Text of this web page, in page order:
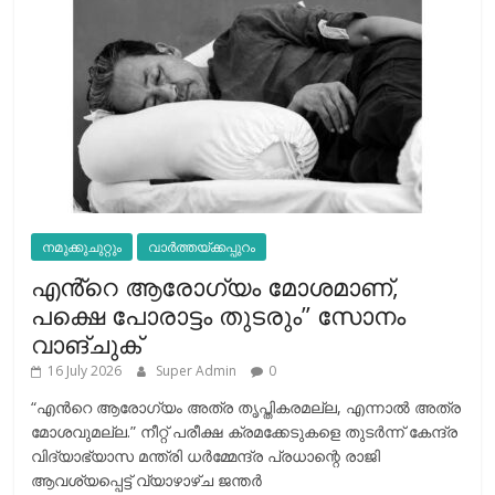
നമുക്കുചുറ്റും വാർത്തയ്ക്കപ്പുറം
എൻ്റെ ആരോഗ്യം മോശമാണ്,
പക്ഷെ പോരാട്ടം തുടരും” സോനം
വാങ്ചുക്
16 July 2026 Super Admin 0
“എന്‍റെ ആരോഗ്യം അത്ര തൃപ്തികരമല്ല, എന്നാൽ അത്ര
മോശവുമല്ല.” നീറ്റ് പരീക്ഷ ക്രമക്കേടുകളെ തുടർന്ന് കേന്ദ്ര
വിദ്യാഭ്യാസ മന്ത്രി ധർമ്മേന്ദ്ര പ്രധാന്റെ രാജി
ആവശ്യപ്പെട്ട് വ്യാഴാഴ്ച ജന്തർ